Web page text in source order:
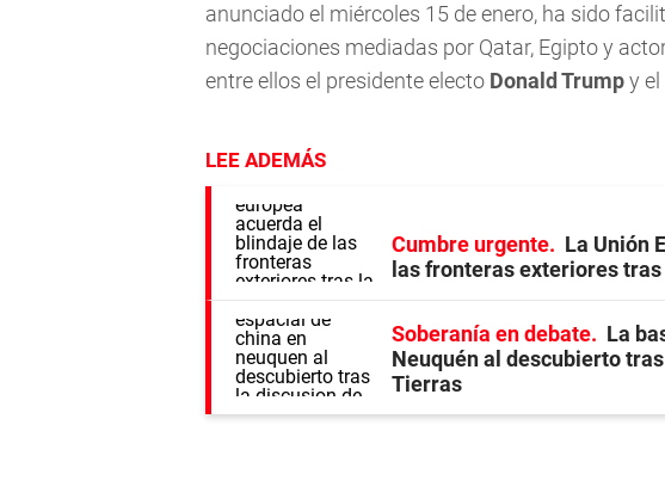
anunciado el miércoles 15 de enero, ha sido
negociaciones mediadas por Qatar, Egipto y
entre ellos el presidente electo Donald Trumpy
LEE ADEMÁS
Cumbre urgente
La Unión
las fronteras exteriores
Soberanía en debate
La
Neuquén al descubierto
Tierras